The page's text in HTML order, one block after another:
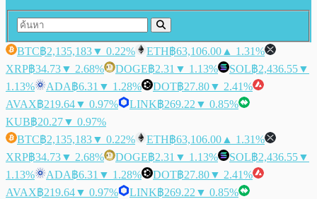
BTC฿2,135,183▼ 0.22% ETH฿63,106.00 ▲ 1.31%
XRP฿34.73▼ 2.68% DOGE฿2.31 ▼ 1.13% SOL฿2,436.55▼
1.13%
ADA฿6.31 ▼ 1.28% DOT฿27.80▼ 2.41%
AVAX฿219.64▼ 0.97% LINK฿269.22 ▼ 0.85%
KUB฿20.27▼ 0.97%
BTC฿2,135,183▼ 0.22% ETH฿63,106.00 ▲ 1.31%
XRP฿34.73▼ 2.68% DOGE฿2.31 ▼ 1.13% SOL฿2,436.55▼
1.13%
ADA฿6.31 ▼ 1.28% DOT฿27.80▼ 2.41%
AVAX฿219.64▼ 0.97% LINK฿269.22 ▼ 0.85%